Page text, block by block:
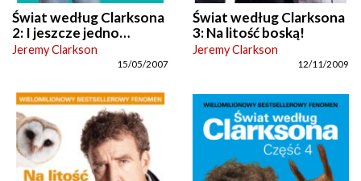
Świat według Clarksona
2: I jeszcze jedno…
Jeremy Clarkson
15/05/2007
Świat według Clarksona
3: Na litość boską!
Jeremy Clarkson
12/11/2009